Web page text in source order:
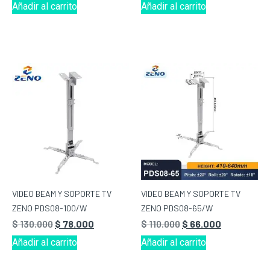
Añadir al carrito
Añadir al carrito
VIDEO BEAM Y SOPORTE TV
ZENO PDS08-100/W
$130.000 $ 78.000
Añadir al carrito
VIDEO BEAM Y SOPORTE TV
ZENO PDS08-65/W
$110.000 $ 66.000
Añadir al carrito